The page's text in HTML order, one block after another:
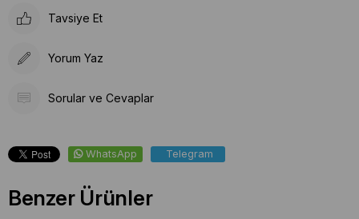
Tavsiye Et
Yorum Yaz
Sorular ve Cevaplar
WhatsApp Telegram
Benzer Ürünler